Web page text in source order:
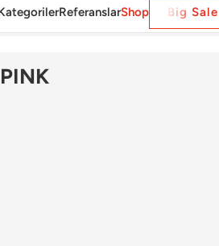
ReferanslarShop Big Sale
›TSAR CHAMPAGNE COUPE PINK